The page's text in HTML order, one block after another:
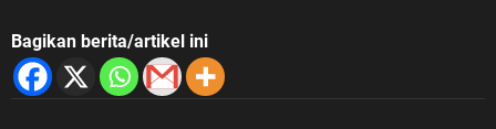
Bagikan berita/artikel ini